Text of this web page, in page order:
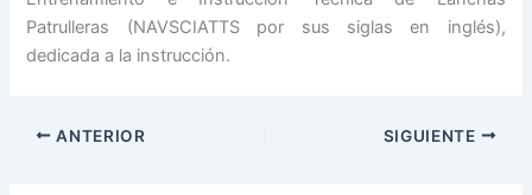
Patrulleras (NAVSCIATTS por sus siglas en inglés),
dedicada a la instrucción.
ANTERIOR SIGUIENTE